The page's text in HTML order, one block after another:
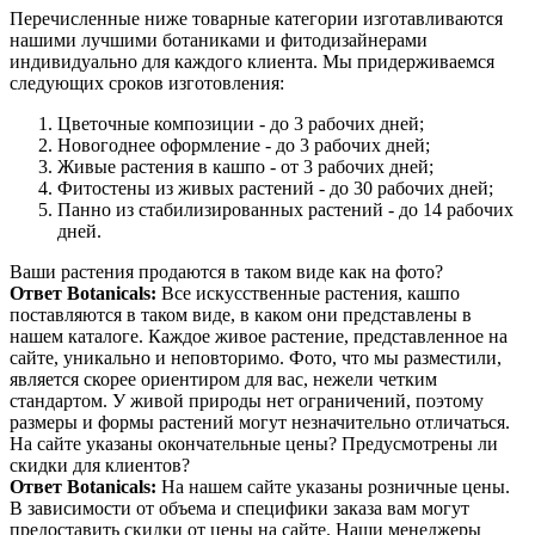
Перечисленные ниже товарные категории изготавливаются
нашими лучшими ботаниками и фитодизайнерами
индивидуально для каждого клиента. Мы придерживаемся
следующих сроков изготовления:
Цветочные композиции - до 3 рабочих дней;
Новогоднее оформление - до 3 рабочих дней;
Живые растения в кашпо - от 3 рабочих дней;
Фитостены из живых растений - до 30 рабочих дней;
Панно из стабилизированных растений - до 14 рабочих
дней.
Ваши растения продаются в таком виде как на фото?
Ответ Botanicals: Все искусственные растения, кашпо
поставляются в таком виде, в каком они представлены в
нашем каталоге. Каждое живое растение, представленное на
сайте, уникально и неповторимо. Фото, что мы разместили,
является скорее ориентиром для вас, нежели четким
стандартом. У живой природы нет ограничений, поэтому
размеры и формы растений могут незначительно отличаться.
На сайте указаны окончательные цены? Предусмотрены ли
скидки для клиентов?
Ответ Botanicals: На нашем сайте указаны розничные цены.
В зависимости от объема и специфики заказа вам могут
предоставить скидки от цены на сайте. Наши менеджеры